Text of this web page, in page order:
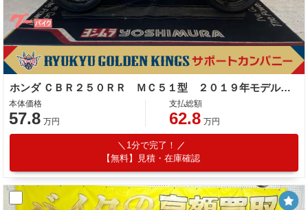
ホンダ ＣＢＲ２５０ＲＲ ＭＣ５１型 ２０１９年モデル アクラポビッチサイレンサー マルチバー スペアキー
本体価格
57.8 万円
支払総額
62.8 万円
1分で完了！
【無料】見積・在庫確認